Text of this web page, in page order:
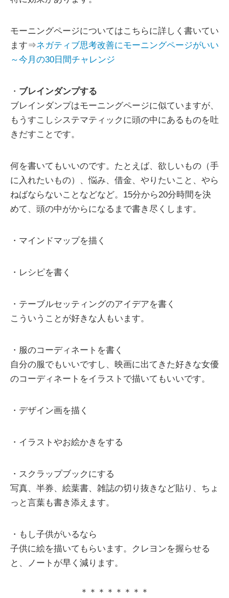
モーニングページについてはこちらに詳しく書いてい
ます⇒ネガティブ思考改善にモーニングページがいい
～今月の30日間チャレンジ
・ ブレインダンプする
ブレインダンプはモーニングページに似ていますが、
もうすこしシステマティックに頭の中にあるものを吐
きだすことです。
何を書いてもいいのです。たとえば、欲しいもの（手
に入れたいもの）、悩み、借金、やりたいこと、やら
ねばならないことなどなど。15分から20分時間を決
めて、頭の中がからになるまで書き尽くします。
・マインドマップを描く
・レシピを書く
・テーブルセッティングのアイデアを書く
こういうことが好きな人もいます。
・服のコーディネートを書く
自分の服でもいいですし、映画に出てきた好きな女優
のコーディネートをイラストで描いてもいいです。
・デザイン画を描く
・イラストやお絵かきをする
・スクラップブックにする
写真、半券、絵葉書、雑誌の切り抜きなど貼り、ちょ
っと言葉も書き添えます。
・もし子供がいるなら
子供に絵を描いてもらいます。クレヨンを握らせる
と、ノートが早く減ります。
＊＊＊＊＊＊＊＊